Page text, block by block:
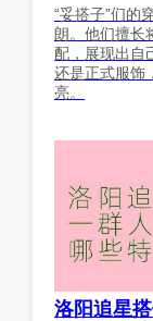
“妥搭子”们的
朗。他们擅长
配，展现出自
还是正式服饰
亮。
洛阳追星